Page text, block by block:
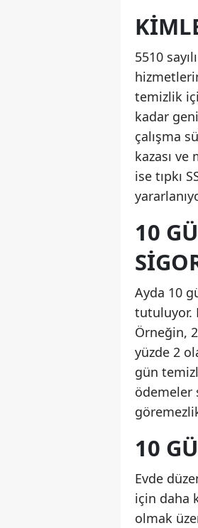
5510
temizlik
kadar
çalışma
kazası
ise tıpkı
10
Ayda 10
tutuluyor.
Örneğin,
yüzde 2
gün
ödemeler
10
Evde
için daha
olmak